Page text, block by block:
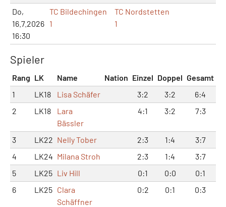
Do,
16.7.2026
16:30
TC Bildechingen
1
TC Nordstetten
1
Spieler
Rang LK Name Nation Einzel Doppel Gesamt
1
LK18 Lisa Schäfer 3:2 3:2
6:4
2
LK18
Lara
Bässler
4:1 3:2 7:3
3 LK22 Nelly Tober 2:3 1:4
3:7
4
LK24 Milana Stroh 2:3 1:4
3:7
5
LK25 Liv Hill 0:1 0:0
0:1
6
LK25 Clara
Schäffner
0:2 0:1 0:3